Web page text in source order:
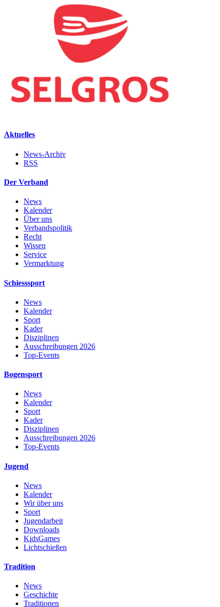
Aktuelles
News-Archiv
RSS
Der Verband
News
Kalender
Über uns
Verbandspolitik
Recht
Wissen
Service
Vermarktung
Schiesssport
News
Kalender
Sport
Kader
Disziplinen
Ausschreibungen 2026
Top-Events
Bogensport
News
Kalender
Sport
Kader
Disziplinen
Ausschreibungen 2026
Top-Events
Jugend
News
Kalender
Wir über uns
Sport
Jugendarbeit
Downloads
KidsGames
Lichtschießen
Tradition
News
Geschichte
Traditionen